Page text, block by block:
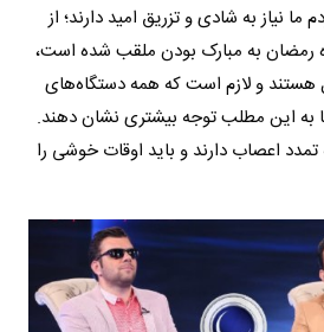
ما نیاز به شادی و تزریق امید دارند؛ از
رمضان به مبارک بودن ملقب شده است،
هستند و لازم است که همه دستگاه‌های
به این مطلب توجه بیشتری نشان دهند.
تمدد اعصاب دارند و باید اوقات خوشی را